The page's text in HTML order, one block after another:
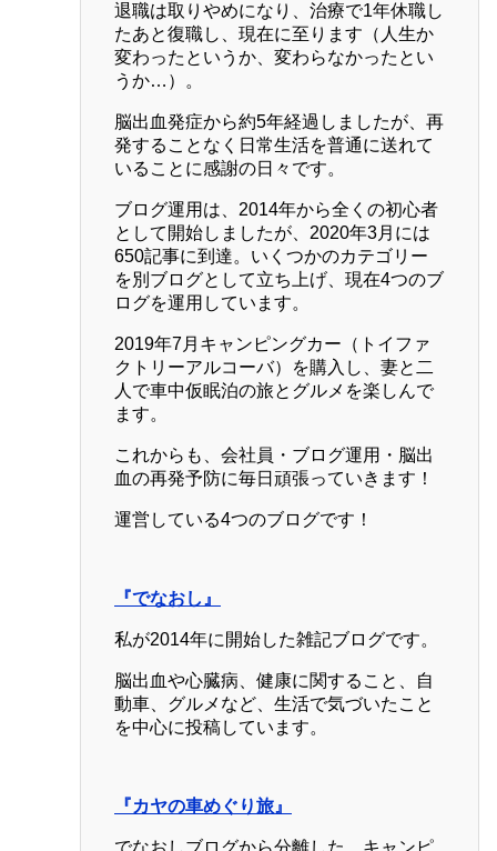
退職は取りやめになり、治療で1年休職し
たあと復職し、現在に至ります（人生か
変わったというか、変わらなかったとい
うか…）。
脳出血発症から約5年経過しましたが、再
発することなく日常生活を普通に送れて
いることに感謝の日々です。
ブログ運用は、2014年から全くの初心者
として開始しましたが、2020年3月には
650記事に到達。いくつかのカテゴリー
を別ブログとして立ち上げ、現在4つのブ
ログを運用しています。
2019年7月キャンピングカー（トイファ
クトリーアルコーバ）を購入し、妻と二
人で車中仮眠泊の旅とグルメを楽しんで
ます。
これからも、会社員・ブログ運用・脳出
血の再発予防に毎日頑張っていきます！
運営している4つのブログです！
『でなおし』
私が2014年に開始した雑記ブログです。
脳出血や心臓病、健康に関すること、自
動車、グルメなど、生活で気づいたこと
を中心に投稿しています。
『カヤの車めぐり旅』
でなおしブログから分離した、キャンピ